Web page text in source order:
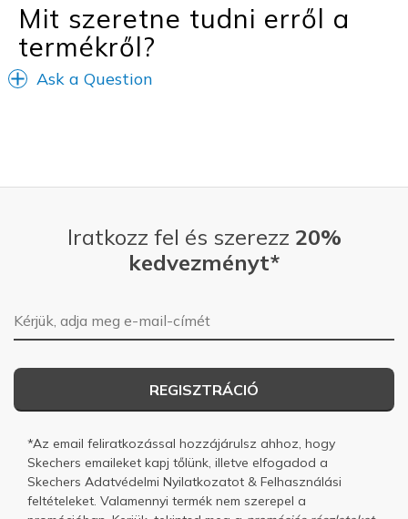
Width
Feels true to width
Feels true to size
Mit szeretne tudni erről a
termékről?
Ask a Question
Iratkozz fel és szerezz 20%
kedvezményt*
E-mail-cím
REGISZTRÁCIÓ
*Az email feliratkozással hozzájárulsz ahhoz, hogy
Skechers emaileket kapj tőlünk, illetve elfogadod a
Skechers Adatvédelmi Nyilatkozatot & Felhasználási
feltételeket. Valamennyi termék nem szerepel a